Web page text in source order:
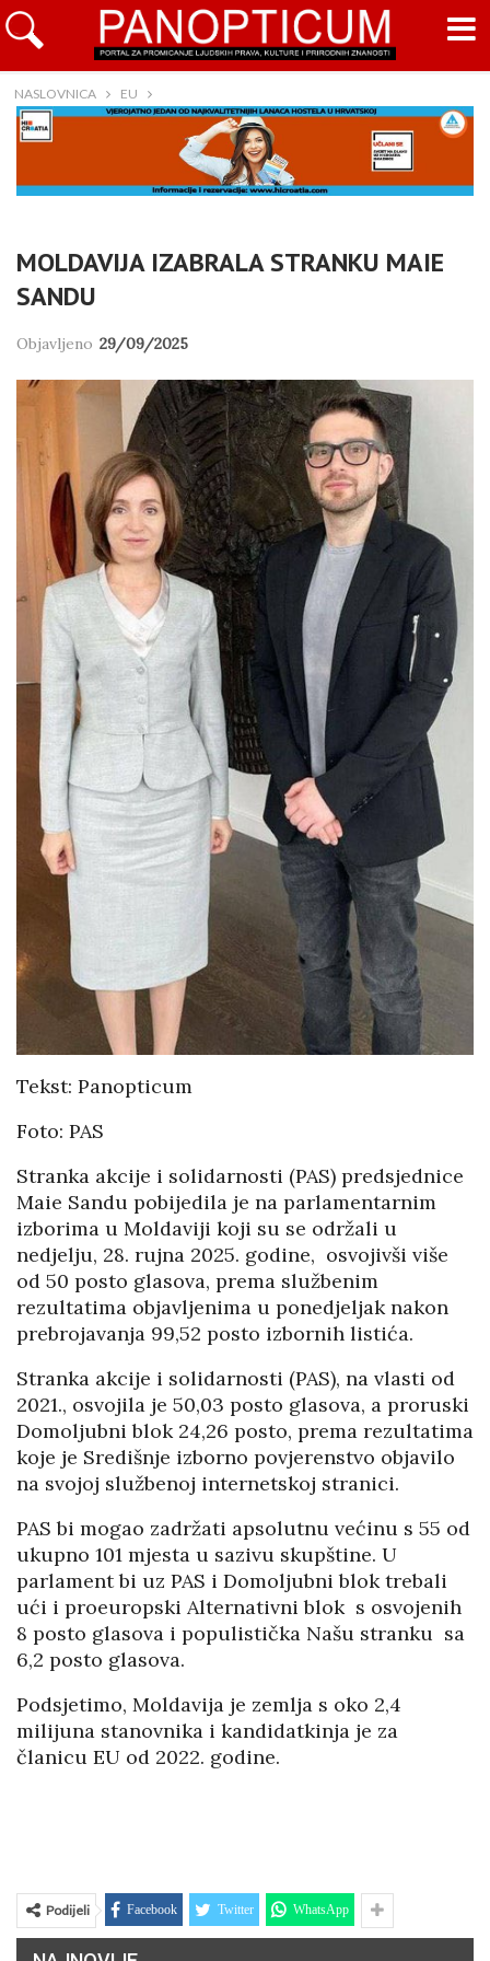
NASLOVNICA EU
MOLDAVIJA IZABRALA STRANKU MAIE
SANDU
Objavljeno 29/09/2025
Tekst: Panopticum
Foto: PAS
Stranka akcije i solidarnosti (PAS) predsjednice
Maie Sandu pobijedila je na parlamentarnim
izborima u Moldaviji koji su se održali u
nedjelju, 28. rujna 2025. godine, osvojivši više
od 50 posto glasova, prema službenim
rezultatima objavljenima u ponedjeljak nakon
prebrojavanja 99,52 posto izbornih listića.
Stranka akcije i solidarnosti (PAS), na vlasti od
2021., osvojila je 50,03 posto glasova, a proruski
Domoljubni blok 24,26 posto, prema rezultatima
koje je Središnje izborno povjerenstvo objavilo
na svojoj službenoj internetskoj stranici.
PAS bi mogao zadržati apsolutnu većinu s 55 od
ukupno 101 mjesta u sazivu skupštine. U
parlament bi uz PAS i Domoljubni blok trebali
ući i proeuropski Alternativni blok s osvojenih
8 posto glasova i populistička Našu stranku sa
6,2 posto glasova.
Podsjetimo, Moldavija je zemlja s oko 2,4
milijuna stanovnika i kandidatkinja je za
članicu EU od 2022. godine.
Podijeli Facebook Twitter WhatsApp